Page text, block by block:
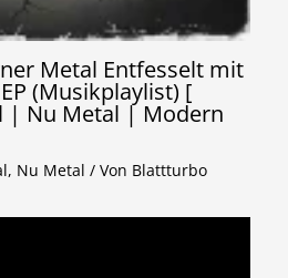
Metal Entfesselt mit
(Musikplaylist) [
| Nu Metal | Modern
, Nu Metal / Von Blattturbo